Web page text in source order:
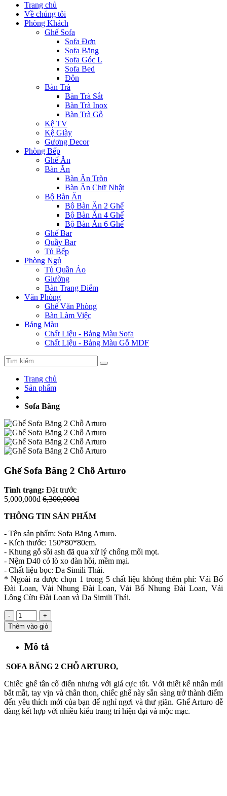
Trang chủ
Về chúng tôi
Phòng Khách
Ghế Sofa
Sofa Đơn
Sofa Băng
Sofa Góc L
Sofa Bed
Đôn
Bàn Trà
Bàn Trà Sắt
Bàn Trà Inox
Bàn Trà Gỗ
Kệ TV
Kệ Giày
Gương Decor
Phòng Bếp
Ghế Ăn
Bàn Ăn
Bàn Ăn Tròn
Bàn Ăn Chữ Nhật
Bộ Bàn Ăn
Bộ Bàn Ăn 2 Ghế
Bộ Bàn Ăn 4 Ghế
Bộ Bàn Ăn 6 Ghế
Ghế Bar
Quầy Bar
Tủ Bếp
Phòng Ngủ
Tủ Quần Áo
Giường
Bàn Trang Điểm
Văn Phòng
Ghế Văn Phòng
Bàn Làm Việc
Bảng Màu
Chất Liệu - Bảng Màu Sofa
Chất Liệu - Bảng Màu Gỗ MDF
Trang chủ
Sản phẩm
Sofa Băng
Ghế Sofa Băng 2 Chỗ Arturo
Tình trạng: Đặt trước
5,000,000đ 6,300,000đ
THÔNG TIN SẢN PHẨM
- Tên sản phẩm: Sofa Băng Arturo.
- Kích thước: 150*80*80cm.
- Khung gỗ sồi ash đã qua xử lý chống mối mọt.
- Nệm D40 có lò xo đàn hồi, mềm mại.
- Chất liệu bọc: Da Simili Thái.
* Ngoài ra được chọn 1 trong 5 chất liệu không thêm phí: Vải Bố
Đài Loan, Vải Nhung Đài Loan, Vải Bố Nhung Đài Loan, Vải
Lông Cừu Đài Loan và Da Simili Thái.
-
+
Thêm vào giỏ
Mô tả
SOFA BĂNG 2 CHỖ ARTURO,
Chiếc ghế tân cổ điển nhưng với giá cực tốt. Với thiết kế nhấn múi
bắt mắt, tay vịn và chân thon, chiếc ghế này sẵn sàng trở thành điểm
đến yêu thích mới của bạn để nghỉ ngơi và thư giãn. Ghế Arturo dễ
dàng kết hợp với nhiều kiểu trang trí hiện đại và mộc mạc.